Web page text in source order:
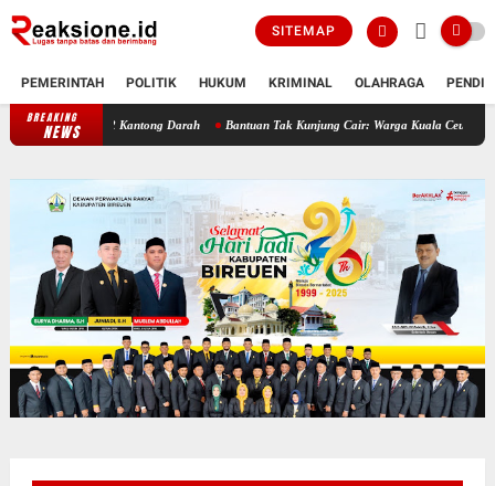
SITEMAP
PEMERINTAH POLITIK HUKUM KRIMINAL OLAHRAGA
BREAKING
NEWS
Kumpulkan 162 Kantong Darah Bantuan Tak Kunjung Cair: Warga Kuala Ceurape